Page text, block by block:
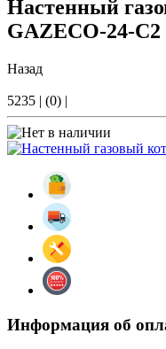
Настенный
GAZECO-24-C2
Назад
5235 | (0) |
Информация об